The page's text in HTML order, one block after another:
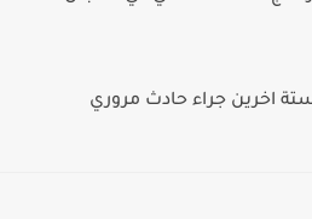
اخرين جراء حادث مروري